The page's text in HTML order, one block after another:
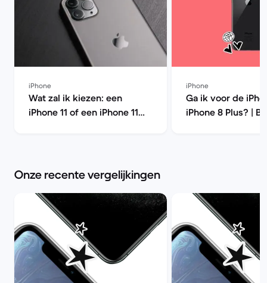
iPhone
Wat zal ik kiezen: een
iPhone 11 of een iPhone 11
iPhone
Ga ik voor de
iPhone 8 Plus? |
Onze recente vergelijkingen